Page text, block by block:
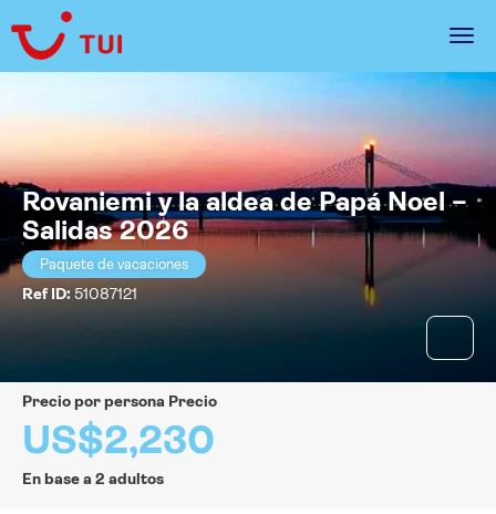
Rovaniemi y la aldea de Papá Noel –
Salidas 2026
Paquete de vacaciones
Ref ID:51087121
precio por persona Precio
US$2,230
En base a 2 adultos